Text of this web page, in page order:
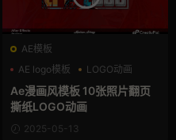
AE模板
AE logo模板
LOGO动画
动漫
Ae漫画风模板 10张照片翻页
撕纸LOGO动画
2025-05-13